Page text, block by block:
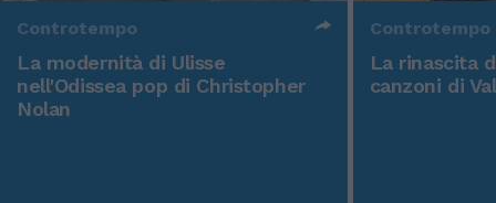
Controtempo
La modernità di Ulisse
nell'Odissea pop di Christopher
Nolan
Controtempo
La rinascita
canzoni di